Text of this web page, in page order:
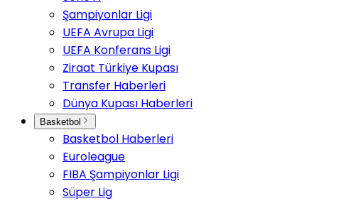
Şampiyonlar Ligi
UEFA Avrupa Ligi
UEFA Konferans Ligi
Ziraat Türkiye Kupası
Transfer Haberleri
Dünya Kupası Haberleri
Basketbol
Basketbol Haberleri
Euroleague
FIBA Şampiyonlar Ligi
Süper Lig